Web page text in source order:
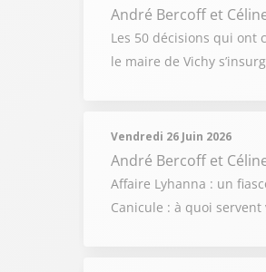
André Bercoff et
Les 50 décisions qui ont
le maire de Vichy
Vendredi 26 Juin 2026
André Bercoff et
Affaire Lyhanna : un
Canicule : à quoi